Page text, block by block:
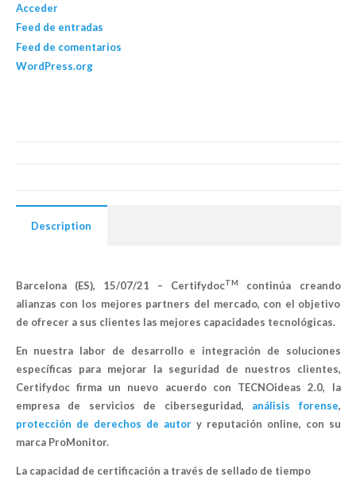
Acceder
Feed de entradas
Feed de comentarios
WordPress.org
Description
Barcelona (ES), 15/07/21 – CertifydocTM
continúa creando
alianzas con los mejores partners del mercado, con el objetivo
de ofrecer a sus clientes las mejores capacidades tecnológicas.
En nuestra labor de desarrollo e integración de soluciones
específicas para mejorar la seguridad de nuestros clientes,
Certifydoc firma un nuevo acuerdo con TECNOideas 2.0, la
empresa de servicios de ciberseguridad, análisis forense,
protección de derechos de autory reputación online, con su
marca ProMonitor.
La capacidad de certificación a través de sellado de tiempo